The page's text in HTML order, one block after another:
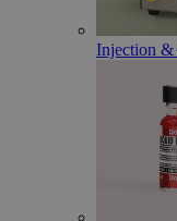
Injection &